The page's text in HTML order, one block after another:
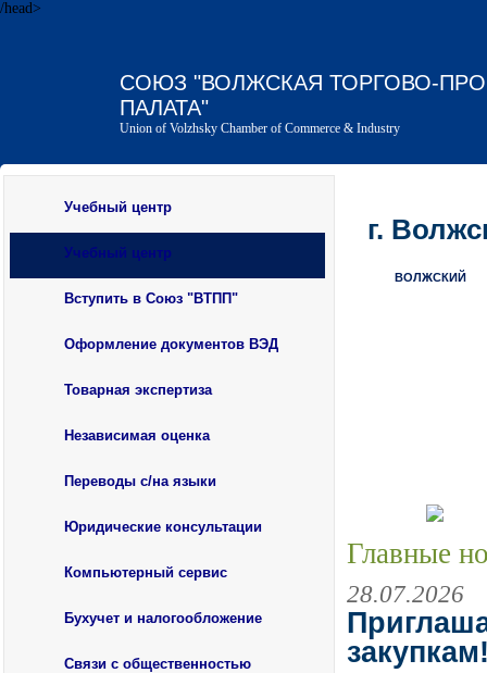
/head>
СОЮЗ "ВОЛЖСКАЯ ТОРГОВО-
ПАЛАТА"
Union of Volzhsky Chamber of Commerce & Industry
Учебный центр
Учебный центр
Вступить в Союз "ВТПП"
Оформление документов ВЭД
Товарная экспертиза
Независимая оценка
Переводы с/на языки
Юридические консультации
Компьютерный сервис
Бухучет и налогообложение
Связи с общественностью
г.
ВОЛЖСКИЙ
Главные
28.07.2026